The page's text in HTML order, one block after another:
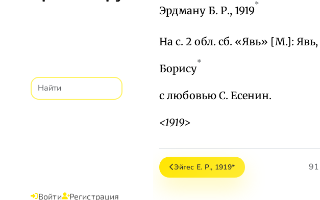
Войти Регистрация
Эрдману Б. Р., 1919*
На с. 2 обл. сб. «Явь» [М.]: Явь,
Борису*
с любовью С. Есенин.
<1919>
Эйгес Е. Р., 1919*